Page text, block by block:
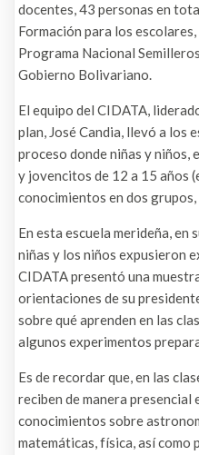
docentes, 43 personas en
Formación para los
Programa Nacional
Gobierno Bolivariano.
El equipo del CIDATA,
plan, José Candia, llevó a los
proceso donde niñas y niños,
y jovencitos de 12 a 15 años
conocimientos en dos
En esta escuela merideña, en
niñas y los niños expusieron
CIDATA presentó una
orientaciones de su
sobre qué aprenden en las
algunos experimentos
Es de recordar que, en las
reciben de manera presencial
conocimientos sobre
matemáticas, física, así como